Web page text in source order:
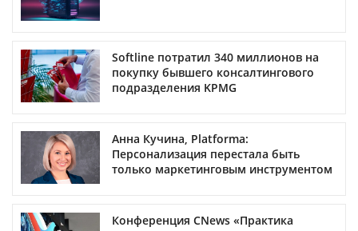
Softline потратил 340 миллионов на
покупку бывшего консалтингового
подразделения KPMG
Анна Кучина, Platforma:
Персонализация перестала быть
только маркетинговым инструментом
Конференция CNews «Практика